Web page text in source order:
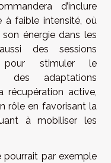
d’inclure
à faible intensité, où
énergie dans les
des sessions
pour stimuler le
des adaptations
récupération active,
rôle en favorisant la
à mobiliser les
pourrait par exemple